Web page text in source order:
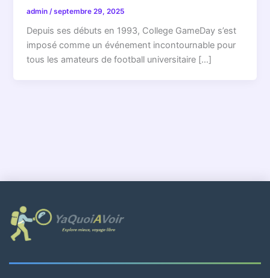
admin /septembre 29, 2025
Depuis ses débuts en 1993, College GameDay s’est
imposé comme un événement incontournable pour
tous les amateurs de football universitaire […]